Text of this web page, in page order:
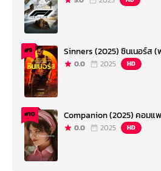
#9 Sinners (2025) ซินเนอร์ส (
0.0 2025 HD
#10 Companion (2025) คอมแ
0.0 2025 HD